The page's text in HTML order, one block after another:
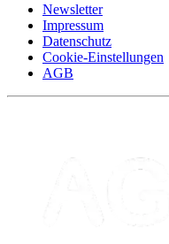
Newsletter
Impressum
Datenschutz
Cookie-Einstellungen
AGB